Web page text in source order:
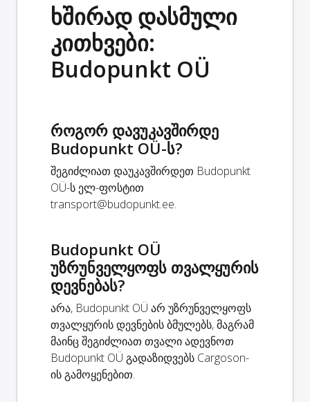
ხშირად დასმული
კითხვები:
Budopunkt OÜ
როგორ დავუკავშირდე
Budopunkt OÜ-ს?
შეგიძლიათ დაუკავშირდეთ Budopunkt
OÜ-ს ელ-ფოსტით
transport@budopunkt.ee.
Budopunkt OÜ
უზრუნველყოფს თვალყურის
დევნებას?
არა, Budopunkt OÜ არ უზრუნველყოფს
თვალყურის დევნების ბმულებს, მაგრამ
მაინც შეგიძლიათ თვალი ადევნოთ
Budopunkt OÜ გადაზიდვებს Cargoson-
ის გამოყენებით.